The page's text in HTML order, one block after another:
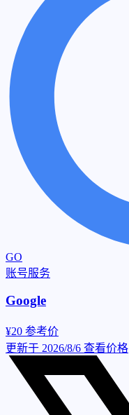
GO
账号服务
Google
¥20 参考价
更新于 2026/8/6 查看价格